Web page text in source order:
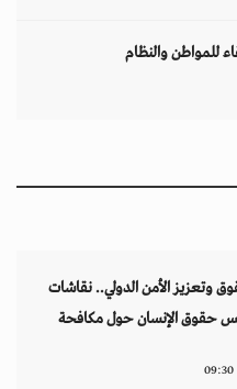
للمواطن والنظام
وتعزيز الأمن الدولي.. نقاشات
حقوق الإنسان حول مكافحة